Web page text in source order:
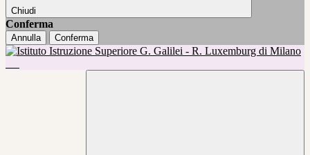
Chiudi
Conferma
Annulla Conferma